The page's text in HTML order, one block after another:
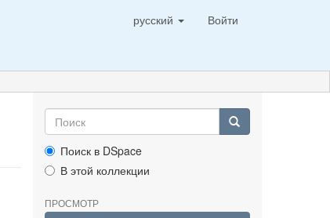
русский Войти
Поиск в DSpace
В этой коллекции
ПРОСМОТР